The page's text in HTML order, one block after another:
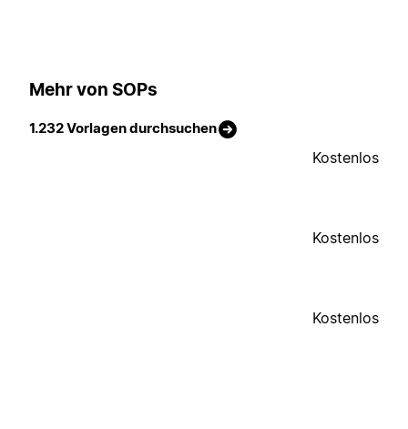
Mehr von SOPs
1.232 Vorlagen durchsuchen
Kostenlos
Kostenlos
Kostenlos